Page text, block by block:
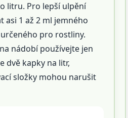
litru. Pro lepší ulpění
asi 1 až 2 ml jemného
pro rostliny.
nádobí používejte jen
dvě kapky na litr,
složky mohou narušit